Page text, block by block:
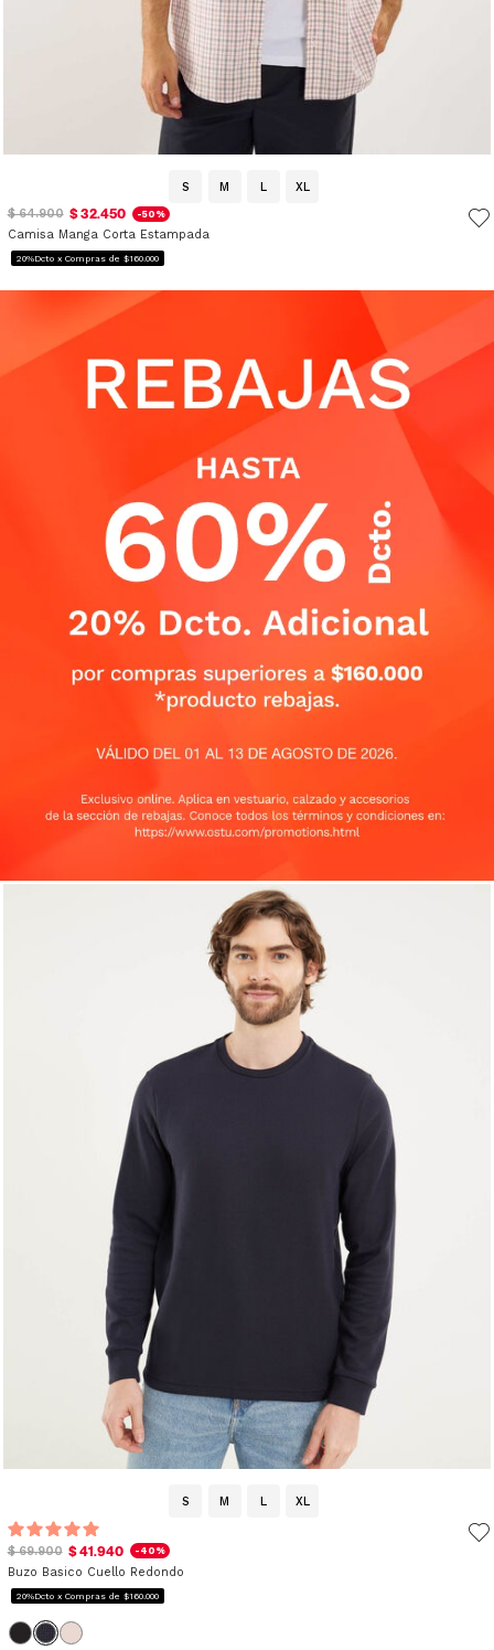
S M L
XL
$ 64.900 $ 32.450 -50%
Camisa Manga Corta Estampada
20%Dcto x Compras de $160.000
S M L XL
$ 69.900 $ 41.940 -40%
Buzo Basico Cuello Redondo
20%Dcto x Compras de $160.000